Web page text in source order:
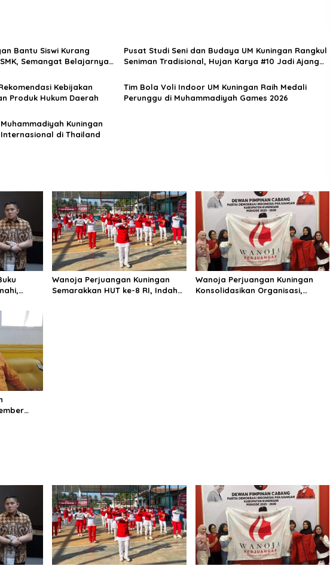
Bantu Siswi Kurang
Semangat Belajarnya
Pusat Studi Seni dan Budaya UM Kuningan Rangkul
Seniman Tradisional, Hujan Karya #10 Jadi Ajang
Kebijakan
Produk Hukum Daerah
Tim Bola Voli Indoor UM Kuningan Raih Medali
Perunggu di Muhammadiyah Games 2026
Kuningan
di Thailand
Wanoja Perjuangan Kuningan
Semarakkan HUT ke-8 RI, Indah
Wanoja Perjuangan Kuningan
Konsolidasikan Organisasi,